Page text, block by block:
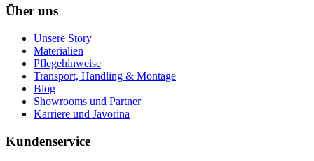
Über uns
Unsere Story
Materialien
Pflegehinweise
Transport, Handling & Montage
Blog
Showrooms und Partner
Karriere und Javorina
Kundenservice